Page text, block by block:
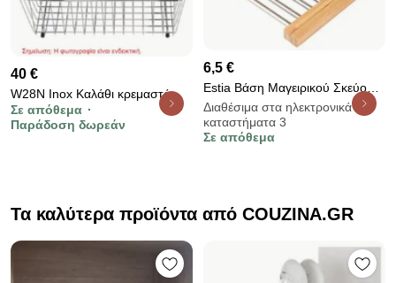
40 €
W28N Inox Kαλάθι κρεμαστό
46x34cm
Σε απόθεμα
Παράδοση δωρεάν
6,5 €
Estia Βάση Μαγειρικού Σκεύους
Bamboo Essentials Με
Ανοξείδωτο Ατσάλι Πτυσσόμενη
22x21.3x2.2cm
Διαθέσιμα στα ηλεκτρονικά
καταστήματα 3
Σε απόθεμα
Τα καλύτερα προϊόντα από COUZINA.GR